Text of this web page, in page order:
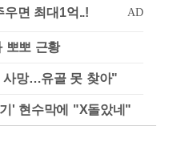
뽀뽀 근황
사망…유골 못 찾아"
' 현수막에 "X돌았네"